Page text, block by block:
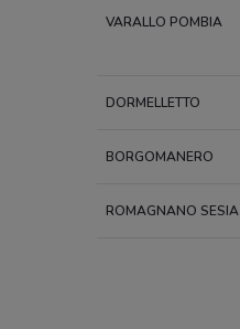
VARALLO POMBIA
DORMELLETTO
BORGOMANERO
ROMAGNANO SESIA